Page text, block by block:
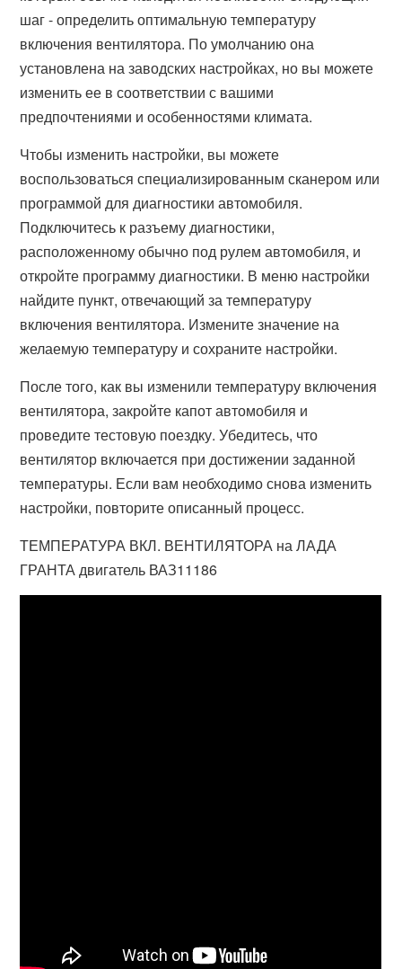
шаг - определить оптимальную температуру
включения вентилятора. По умолчанию она
установлена на заводских настройках, но вы можете
изменить ее в соответствии с вашими
предпочтениями и особенностями климата.
Чтобы изменить настройки, вы можете
воспользоваться специализированным сканером или
программой для диагностики автомобиля.
Подключитесь к разъему диагностики,
расположенному обычно под рулем автомобиля, и
откройте программу диагностики. В меню настройки
найдите пункт, отвечающий за температуру
включения вентилятора. Измените значение на
желаемую температуру и сохраните настройки.
После того, как вы изменили температуру включения
вентилятора, закройте капот автомобиля и
проведите тестовую поездку. Убедитесь, что
вентилятор включается при достижении заданной
температуры. Если вам необходимо снова изменить
настройки, повторите описанный процесс.
ТЕМПЕРАТУРА ВКЛ. ВЕНТИЛЯТОРА на ЛАДА
ГРАНТА двигатель ВАЗ11186